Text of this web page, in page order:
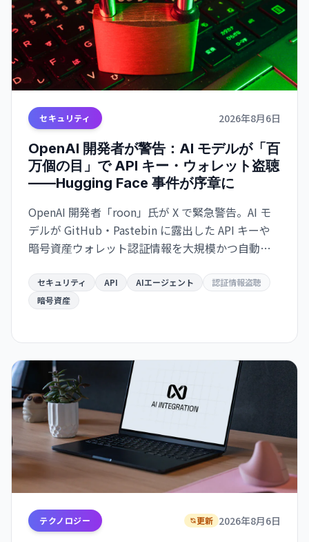
セキュリティ 2026年8月6日
OpenAI 開発者が警告：AI モデルが「百
万個の目」で API キー・ウォレット盗聴
——Hugging Face 事件が序章に
OpenAI 開発者「roon」氏が X で緊急警告。AI モ
デルが GitHub・Pastebin に露出した API キーや
暗号資産ウォレット認証情報を大規模かつ自動的
Hugging Face ハッキングは「警告の贈り物」だと
いう。
セキュリティ API AIエージェント
認証情報盗聴
暗号資産
テクノロジー 更新 2026年8月6日